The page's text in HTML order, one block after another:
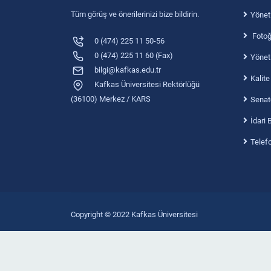
Tüm görüş ve önerilerinizi bize bildirin.
0 (474) 225 11 50-56
0 (474) 225 11 60 (Fax)
bilgi@kafkas.edu.tr
Kafkas Üniversitesi Rektörlüğü
(36100) Merkez / KARS
İdari
Copyright © 2022 Kafkas Üniversitesi